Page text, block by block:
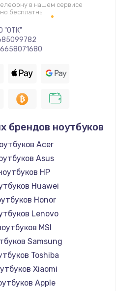
в нашем сервисе
бесплатны
"ОТК"
брендов ноутбуков
Acer
Asus
HP
Huawei
Honor
Lenovo
MSI
Samsung
Toshiba
Xiaomi
Apple